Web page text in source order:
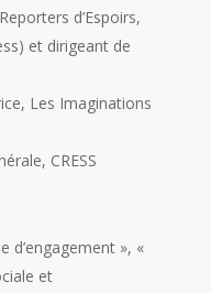
d’Espoirs,
et dirigeant de
Les Imaginations
CRESS
d’engagement », «
et